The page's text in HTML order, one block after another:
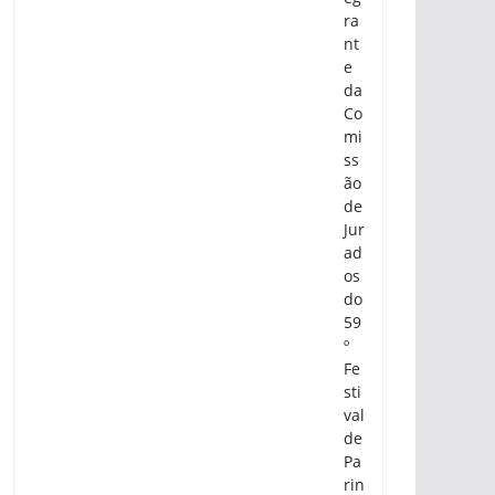
ra
nt
e
da
Co
mi
ss
ão
de
Jur
ad
os
do
59
º
Fe
sti
val
de
Pa
rin